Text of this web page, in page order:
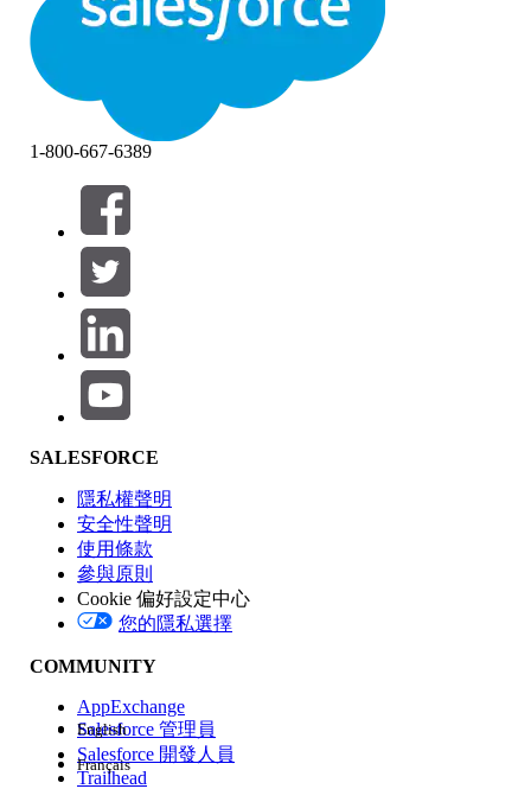
結束
篩選條件： (0)
選取篩選
產品區域
功能影響
版本
經驗
1-800-667-6389
SALESFORCE
隱私權聲明
安全性聲明
使用條款
參與原則
Cookie 偏好設定中心
您的隱私選擇
COMMUNITY
AppExchange
Salesforce 管理員
Salesforce 開發人員
Trailhead
English
Français